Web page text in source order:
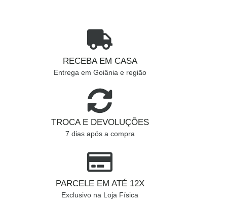
RECEBA EM CASA
Entrega em Goiânia e região
TROCA E DEVOLUÇÕES
7 dias após a compra
PARCELE EM ATÉ 12X
Exclusivo na Loja Física